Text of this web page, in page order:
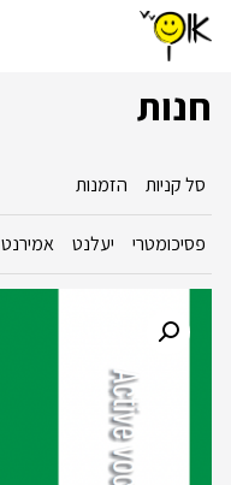
חנות
סל קניות הזמנות
פסיכומטרי יעלנט אמירנט